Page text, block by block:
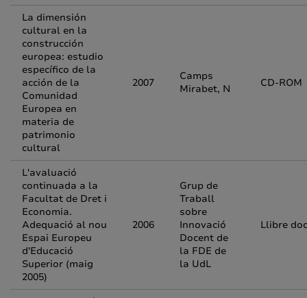
La dimensión
cultural en la
construcción
europea: estudio
específico de la
acción de la
Comunidad
Europea en
materia de
patrimonio
cultural
2007
Camps
Mirabet, N
CD-ROM
L'avaluació
continuada a la
Facultat de Dret i
Economia.
Adequació al nou
Espai Europeu
d'Educació
Superior (maig
2005)
2006
Grup de
Traball
sobre
Innovació
Docent de
la FDE de
la UdL
Llibre